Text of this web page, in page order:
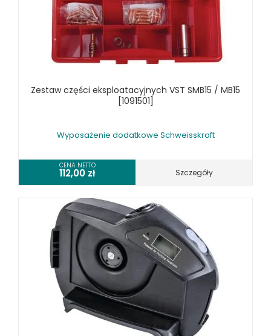
Zestaw części eksploatacyjnych VST SMB15 / MB15
[1091501]
Wyposażenie dodatkowe Schweisskraft
CENA NETTO
112,00 zł Szczegóły